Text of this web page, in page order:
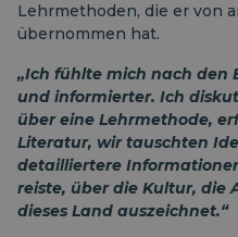
Lehrmethoden, die er von
übernommen hat.
„Ich fühlte mich nach den
und informierter. Ich
über eine Lehrmethode,
Literatur, wir tauschten
detailliertere
reiste, über die Kultur, die
dieses Land auszeichnet.“